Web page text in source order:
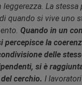
leggerezza. La stessa
quando si vive uno
Quando in un
percepisce la
delle
si è
cerchio. I